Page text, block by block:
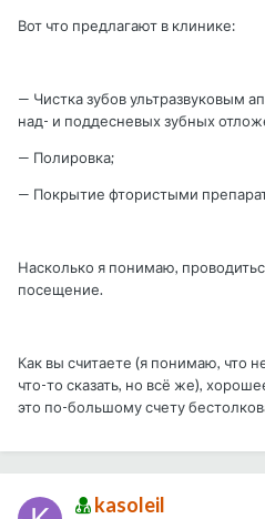
Вот что предлагают в клинике:
— Чистка зубов ультразвуковым
над- и поддесневых зубных
— Полировка;
— Покрытие фтористыми
Насколько я понимаю,
посещение.
Как вы считаете (я понимаю, что
что-то сказать, но всё же),
это по-большому счету
kasoleil